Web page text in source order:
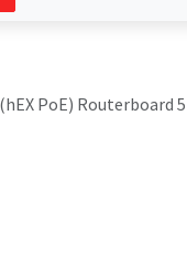
(hEX PoE) Routerboard